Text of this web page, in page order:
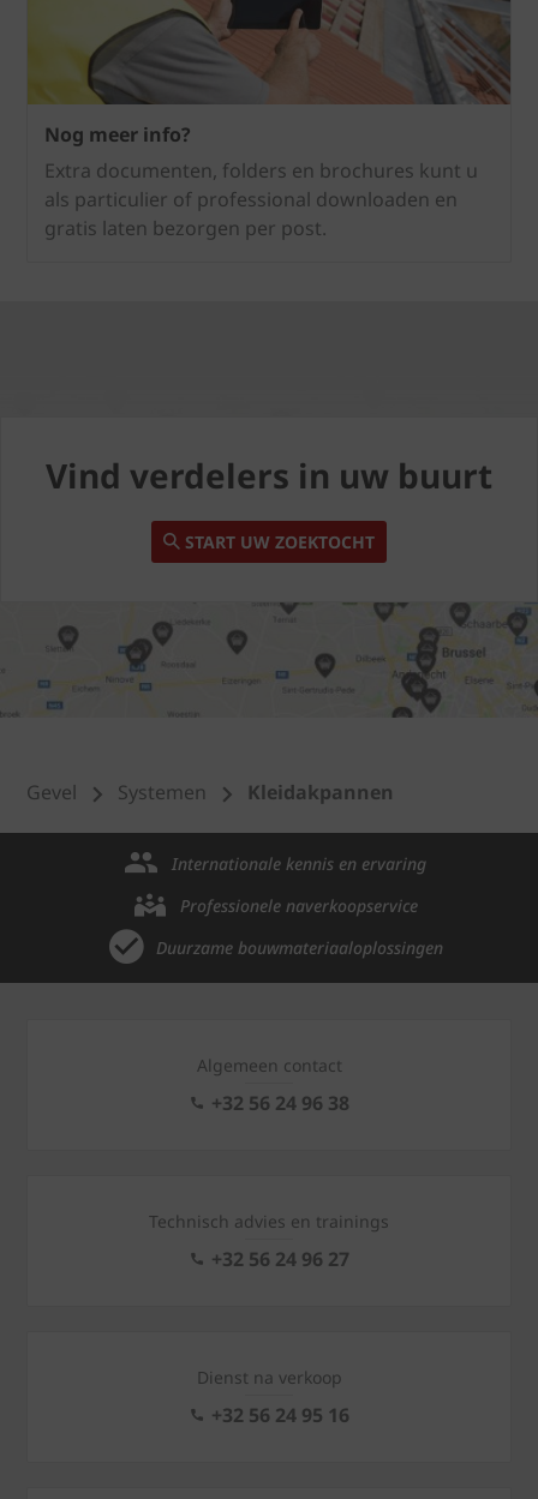
Nog meer info?
Extra documenten, folders en brochures kunt u
als particulier of professional downloaden en
gratis laten bezorgen per post.
Vind verdelers in uw buurt
START UW ZOEKTOCHT
Gevel Systemen Kleidakpannen
Internationale kennis en ervaring
Professionele naverkoopservice
Duurzame bouwmateriaaloplossingen
Algemeen contact
+32 56 24 96 38
Technisch advies en trainings
+32 56 24 96 27
Dienst na verkoop
+32 56 24 95 16